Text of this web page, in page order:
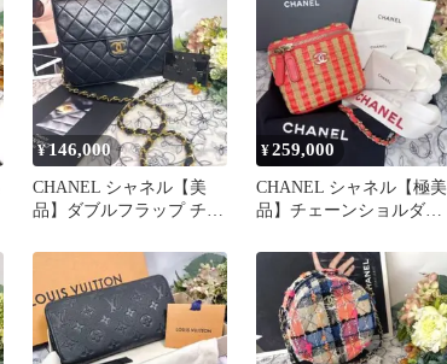
¥146,000
CHANEL シャネル【美
品】ダブルフラップ チェ
ジ
¥259,000
CHANEL シャネル【極美
品】チェーンショルダー
ー